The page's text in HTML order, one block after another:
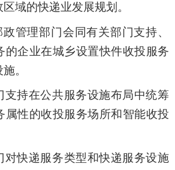
域的快递业发展规划。
管理部门会同有关部门支持、
的企业在城乡设置快件收投服务
。
支持在公共服务设施布局中统筹
属性的收投服务场所和智能收投
对快递服务类型和快递服务设施